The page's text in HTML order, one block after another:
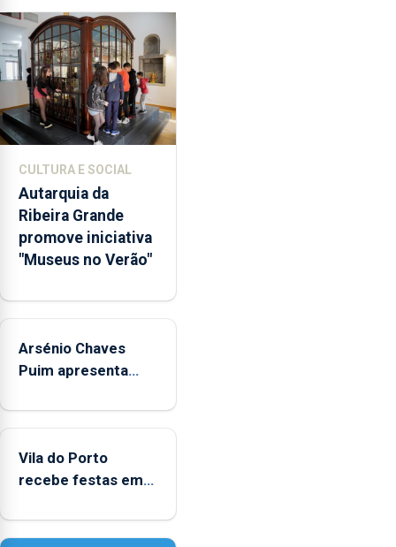
os
65
milhões
de
euros
e
abrange
respostas
habitacionais,
anunciou
o
Governo
CULTURA E SOCIAL
Autarquia da
Ribeira Grande
promove iniciativa
"Museus no Verão"
Arsénio Chaves
Puim apresenta
de Vila do Porto
Vila do Porto
recebe festas em
Senhora da